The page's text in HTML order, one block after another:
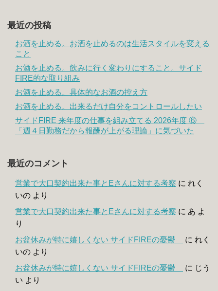
最近の投稿
お酒を止める。お酒を止めるのは生活スタイルを変える
こと
お酒を止める。飲みに行く変わりにすること。サイド
FIRE的な取り組み
お酒を止める。具体的なお酒の控え方
お酒を止める。出来るだけ自分をコントロールしたい
サイドFIRE 来年度の仕事を組み立てる 2026年度 ⑥
「週４日勤務だから報酬が上がる理論」に気づいた
最近のコメント
営業で大口契約出来た事とEさんに対する考察 に れく
いの より
営業で大口契約出来た事とEさんに対する考察 に あ よ
り
お盆休みが特に嬉しくない サイドFIREの憂鬱
に れく
いの より
お盆休みが特に嬉しくない サイドFIREの憂鬱
に じう
い より